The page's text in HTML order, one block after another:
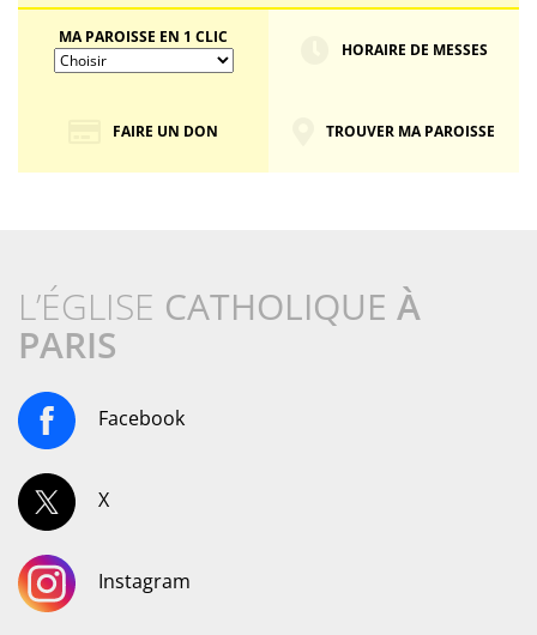
MA PAROISSE EN 1 CLIC
HORAIRE DE MESSES
FAIRE UN DON TROUVER MA PAROISSE
L’ÉGLISE CATHOLIQUE À
PARIS
Facebook
X
Instagram